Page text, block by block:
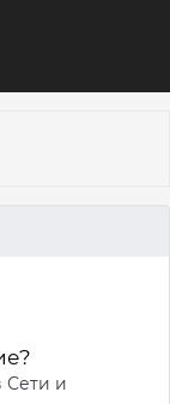
Сети и